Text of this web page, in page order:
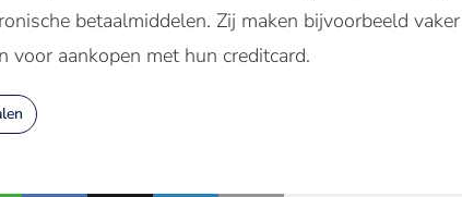
betaalmiddelen. Zij maken bijvoorbeeld
voor aankopen met hun creditcard.